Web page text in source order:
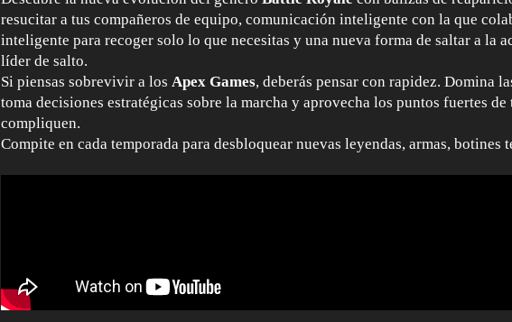
resucitar a tus compañeros de equipo, comunicación inteligente con la que
inteligente para recoger solo lo que necesitas y una nueva forma de saltar a la
líder de salto.
Si piensas sobrevivir a los Apex Games, deberás pensar con rapidez. Domina
toma decisiones estratégicas sobre la marcha y aprovecha los puntos fuertes de
compliquen.
Compite en cada temporada para desbloquear nuevas leyendas, armas, botines